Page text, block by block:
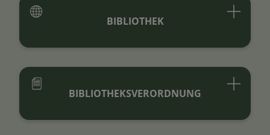
BIBLIOTHEK
BIBLIOTHEKSVERORDNUNG